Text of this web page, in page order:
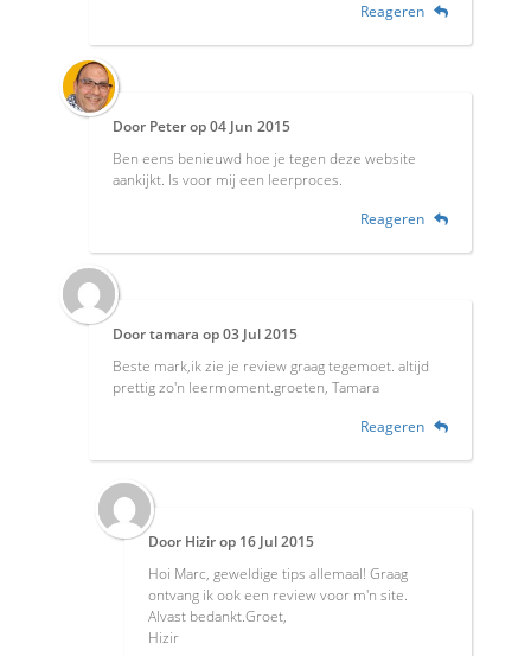
Reageren
Door Peterop04 Jun 2015
Ben eens benieuwd hoe je tegen deze website
aankijkt. Is voor mij een leerproces.
Reageren
Doortamara op03 Jul 2015
Beste mark,ik zie je review graag tegemoet. altijd
prettig zo'n leermoment.groeten, Tamara
Reageren
Door Hizirop 16 Jul 2015
Hoi Marc, geweldige tips allemaal! Graag
ontvang ik ook een review voor m'n site.
Alvast bedankt.Groet,
Hizir